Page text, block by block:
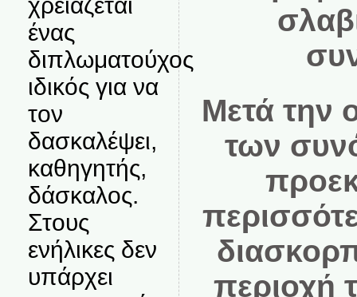
ένας
διπλωματούχος
ιδικός για να
τον
δασκαλέψει,
καθηγητής,
δάσκαλος.
Στους
ενήλικες δεν
υπάρχει
Μετά την
των
περιοχή